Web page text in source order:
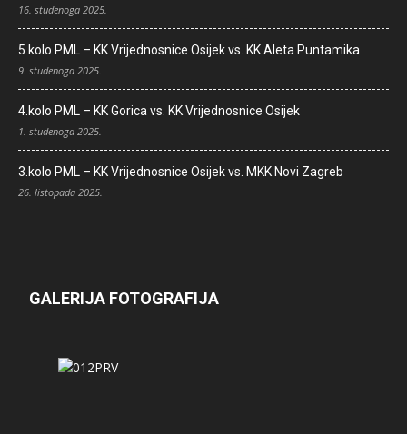
16. studenoga 2025.
5.kolo PML – KK Vrijednosnice Osijek vs. KK Aleta Puntamika
9. studenoga 2025.
4.kolo PML – KK Gorica vs. KK Vrijednosnice Osijek
1. studenoga 2025.
3.kolo PML – KK Vrijednosnice Osijek vs. MKK Novi Zagreb
26. listopada 2025.
GALERIJA FOTOGRAFIJA